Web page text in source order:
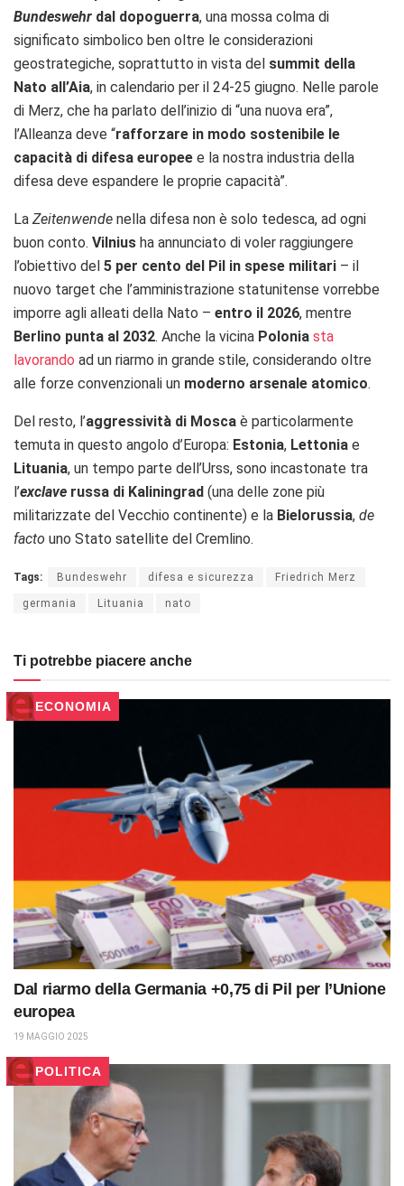
Bundeswehr dal dopoguerra, una mossa colma di
significato simbolico ben oltre le considerazioni
geostrategiche, soprattutto in vista del summit della
Nato all’Aia, in calendario per il 24-25 giugno. Nelle parole
di Merz, che ha parlato dell’inizio di “una nuova era”,
l’Alleanza deve “rafforzare in modo sostenibile le
capacità di difesa europee e la nostra industria della
difesa deve espandere le proprie capacità”.
La Zeitenwende nella difesa non è solo tedesca, ad ogni
buon conto. Vilnius ha annunciato di voler raggiungere
l’obiettivo del 5 per cento del Pil in spese militari – il
nuovo target che l’amministrazione statunitense vorrebbe
imporre agli alleati della Nato – entro il 2026, mentre
Berlino punta al 2032. Anche la vicina Polonia sta
lavorando ad un riarmo in grande stile, considerando oltre
alle forze convenzionali un moderno arsenale atomico.
Del resto, l’aggressività di Mosca è particolarmente
temuta in questo angolo d’Europa: Estonia, Lettonia e
Lituania, un tempo parte dell’Urss, sono incastonate tra
l’exclave russa di Kaliningrad (una delle zone più
militarizzate del Vecchio continente) e la Bielorussia, de
facto uno Stato satellite del Cremlino.
Tags: Bundeswehr difesa e sicurezza Friedrich Merz
germania Lituania nato
Ti potrebbe piacere anche
ECONOMIA
Dal riarmo della Germania +0,75 di Pil per l’Unione
europea
19 MAGGIO 2025
POLITICA